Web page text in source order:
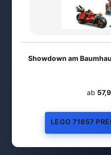
Showdown am
ab
LEGO 71857